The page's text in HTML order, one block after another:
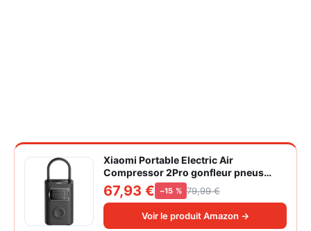
Xiaomi Portable Electric Air
Compressor 2Pro gonfleur pneus
voiture | ±1PSI Contrôle pression
pneus, 45s gonflage rapide, batterie
longue durée, avec éclairage, grand
cylindre à air 27 mm
67,93 € −15 % 79,99 €
Voir le produit Amazon →